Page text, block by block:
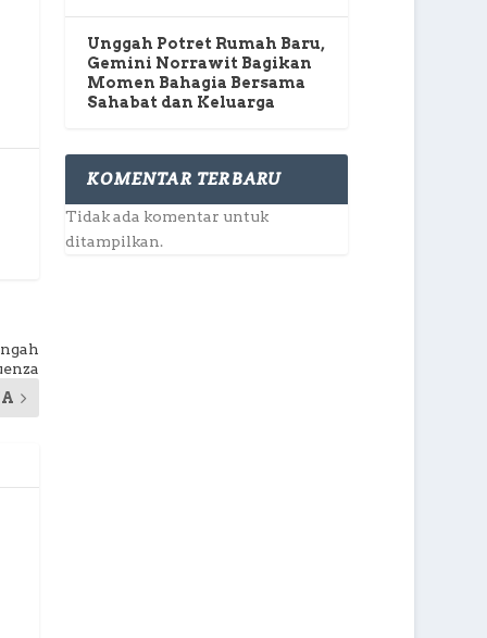
Unggah Potret Rumah Baru,
Gemini Norrawit Bagikan
Momen Bahagia Bersama
Sahabat dan Keluarga
KOMENTAR TERBARU
Tidak ada komentar untuk
ditampilkan.